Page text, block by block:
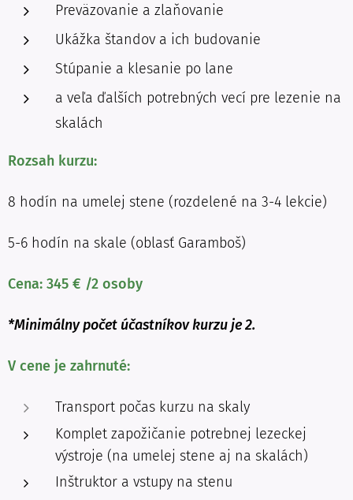
Preväzovanie a zlaňovanie
Ukážka štandov a ich budovanie
Stúpanie a klesanie po lane
a veľa ďalších potrebných vecí pre lezenie na
skalách
Rozsah kurzu:
8 hodín na umelej stene (rozdelené na 3-4 lekcie)
5-6 hodín na skale (oblasť Garamboš)
Cena: 345 € /2 osoby
*Minimálny počet účastníkov kurzu je 2.
V cene je zahrnuté:
Transport počas kurzu na skaly
Komplet zapožičanie potrebnej lezeckej
výstroje (na umelej stene aj na skalách)
Inštruktor a vstupy na stenu